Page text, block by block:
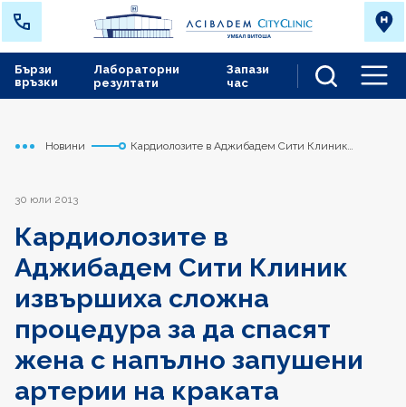
Лабораторни
резултати
Запази
час
Бързи
връзки
Начало
Сърдечно съдов център
Новини
Кардиолозите в Аджибадем Сити Клиник
30 юли 2013
Кардиолозите в
Аджибадем Сити Клиник
извършиха сложна
процедура за да спасят
жена с напълно запушeни
артерии на краката